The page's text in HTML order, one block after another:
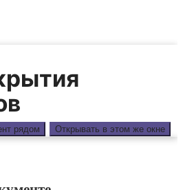
рядом Открывать в этом же окне